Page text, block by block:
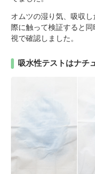
オムツの湿り気、吸収
際に触って検証すると
視で確認しました。
吸水性テストはナチ